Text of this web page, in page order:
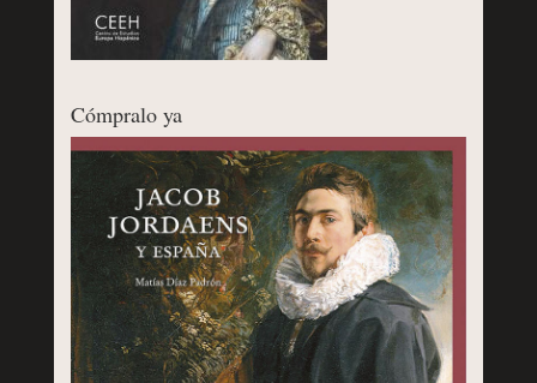
Cómpralo ya